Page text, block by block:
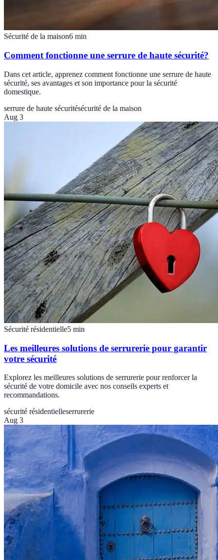
Sécurité de la maison6 min
Comment fonctionne une serrure de haute sécurité?
Dans cet article, apprenez comment fonctionne une serrure de haute
sécurité, ses avantages et son importance pour la sécurité
domestique.
serrure de haute sécuritésécurité de la maison
Aug 3
Sécurité résidentielle5 min
Les meilleures solutions de serrurerie pour garantir
votre sécurité
Explorez les meilleures solutions de serrurerie pour renforcer la
sécurité de votre domicile avec nos conseils experts et
recommandations.
sécurité résidentielleserrurerie
Aug 3